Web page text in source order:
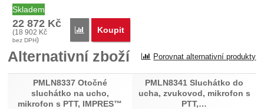
MDH06JDC9WA2AN typ…
Skladem
22 872 Kč
(18 902 Kč
bez DPH)
Porovnat
Koupit
Alternativní zboží Porovnat alternativní produkty
PMLN8337 Otočné
sluchátko na ucho,
mikrofon s PTT, IMPRES™
PMLN8341 Sluchátko do
ucha, zvukovod, mikrofon s
PTT,…